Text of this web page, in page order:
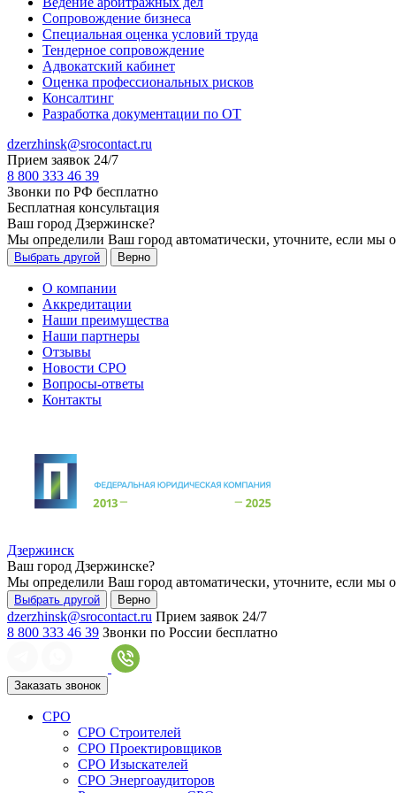
Сопровождение бизнеса
Специальная оценка условий труда
Тендерное сопровождение
Адвокатский кабинет
Оценка профессиональных рисков
Консалтинг
Разработка документации по ОТ
dzerzhinsk@srocontact.ru
Прием заявок 24/7
8 800 333 46 39
Звонки по РФ бесплатно
Бесплатная консультация
Ваш город Дзержинске?
Мы определили Ваш город автоматически, уточните, если мы
Выбрать другой Верно
О компании
Аккредитации
Наши преимущества
Наши партнеры
Отзывы
Новости СРО
Вопросы-ответы
Контакты
Дзержинск
Ваш город Дзержинске?
Мы определили Ваш город автоматически, уточните, если мы
Выбрать другой Верно
dzerzhinsk@srocontact.ru Прием заявок 24/7
8 800 333 46 39 Звонки по России бесплатно
Заказать звонок
СРО
СРО Строителей
СРО Проектировщиков
СРО Изыскателей
СРО Энергоаудиторов